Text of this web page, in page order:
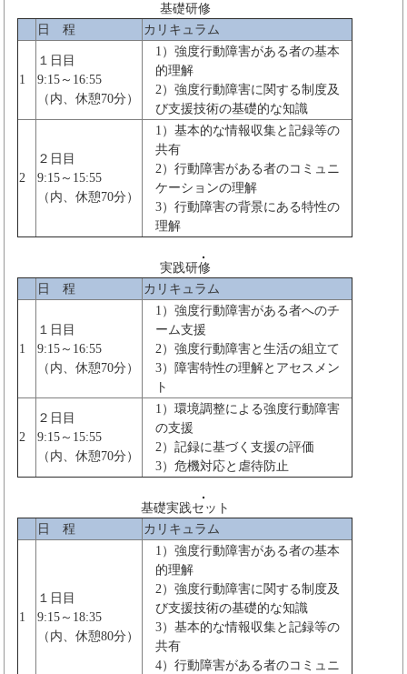
基礎研修
日 程
カリキュラム
1
１日目
9:15～16:55
（内、休憩70分）
1）強度行動障害がある者の基本
的理解
2）強度行動障害に関する制度及
び支援技術の基礎的な知識
2
２日目
9:15～15:55
（内、休憩70分）
1）基本的な情報収集と記録等の
共有
2）行動障害がある者のコミュニ
ケーションの理解
3）行動障害の背景にある特性の
理解
実践研修
日 程
カリキュラム
1
１日目
9:15～16:55
（内、休憩70分）
1）強度行動障害がある者へのチ
ーム支援
2）強度行動障害と生活の組立て
3）障害特性の理解とアセスメン
ト
2
２日目
9:15～15:55
（内、休憩70分）
1）環境調整による強度行動障害
の支援
2）記録に基づく支援の評価
3）危機対応と虐待防止
基礎実践セット
日 程
カリキュラム
1
１日目
9:15～18:35
（内、休憩80分）
1）強度行動障害がある者の基本
的理解
2）強度行動障害に関する制度及
び支援技術の基礎的な知識
3）基本的な情報収集と記録等の
共有
4）行動障害がある者のコミュニ